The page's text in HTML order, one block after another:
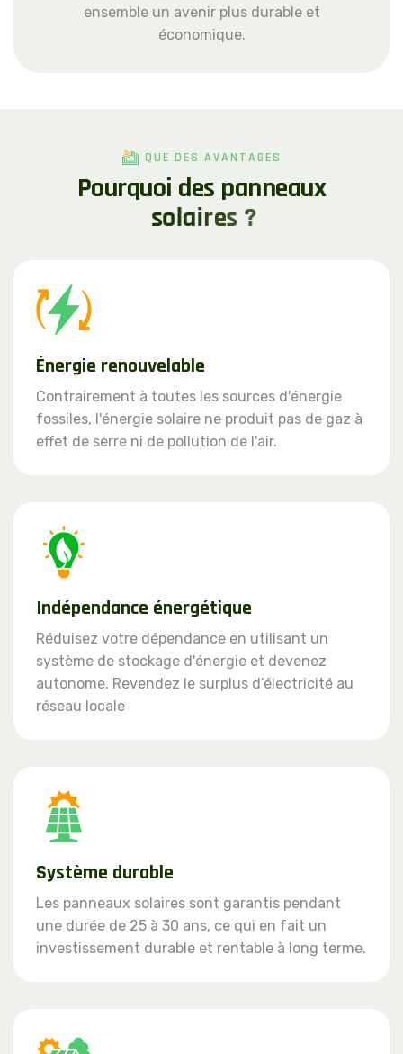
ensemble un avenir plus durable et
économique.
QUE DES AVANTAGES
Pourquoi des panneaux
solaires ?
Énergie renouvelable
Contrairement à toutes les sources d'énergie
fossiles, l'énergie solaire ne produit pas de gaz à
effet de serre ni de pollution de l'air.
Indépendance énergétique
Réduisez votre dépendance en utilisant un
système de stockage d'énergie et devenez
autonome. Revendez le surplus d’électricité au
réseau locale
Système durable
Les panneaux solaires sont garantis pendant
une durée de 25 à 30 ans, ce qui en fait un
investissement durable et rentable à long terme.